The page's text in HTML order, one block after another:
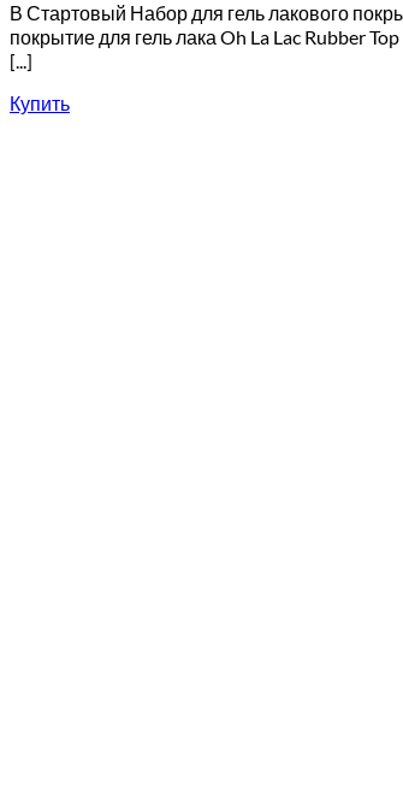
В Стартовый Набор для гель лакового
покрытие для гель лака Oh La Lac Rubber
[...]
Купить